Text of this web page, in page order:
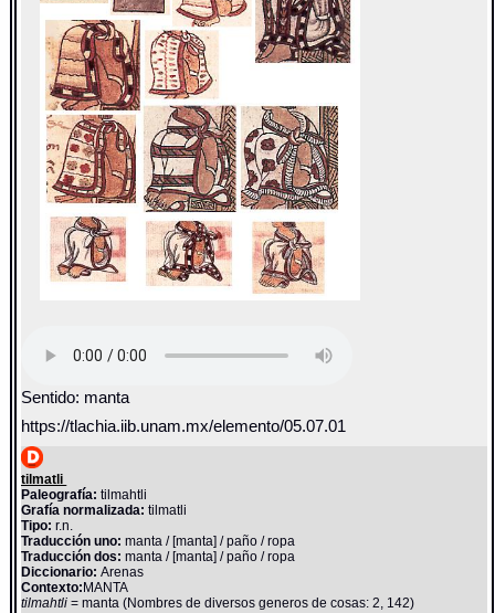
Sentido: manta
https://tlachia.iib.unam.mx/elemento/05.07.01
tilmatli
Paleografía: tilmahtli
Grafía normalizada: tilmatli
Tipo: r.n.
Traducción uno: manta / [manta] / paño / ropa
Traducción dos: manta / [manta] / paño / ropa
Diccionario:Arenas
Contexto: MANTA
tilmahtli= manta (Nombres de diversos generos de cosas: 2, 142)